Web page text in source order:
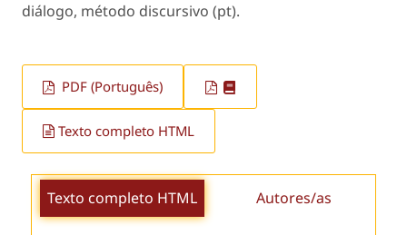
diálogo, método discursivo (pt).
PDF (Português)
Texto completo HTML
Texto completo HTML Autores/as